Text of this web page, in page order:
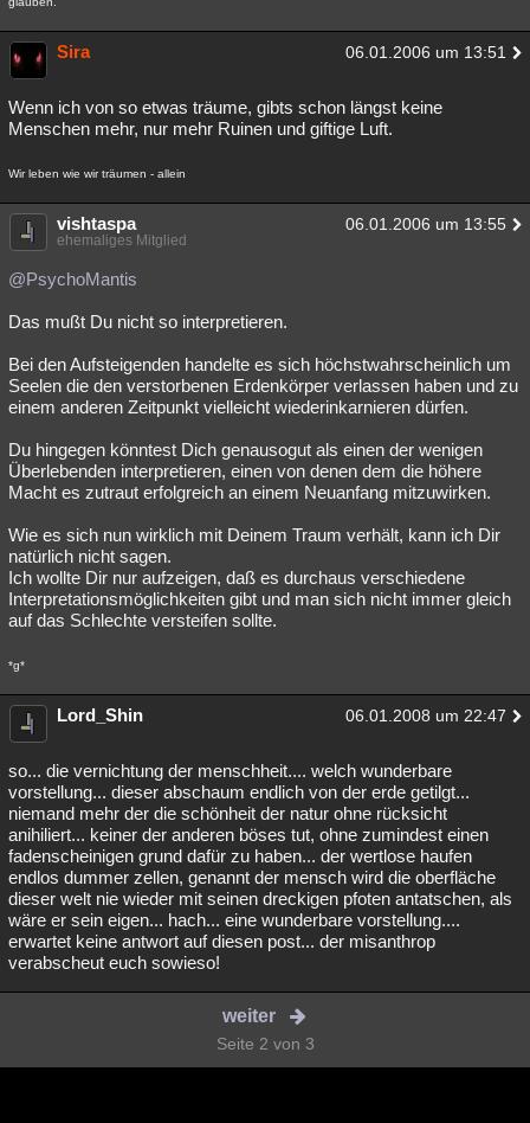
Sira 06.01.2006 um 13:51
Wenn ich von so etwas träume, gibts schon längst keine
Menschen mehr, nur mehr Ruinen und giftige Luft.
Wir leben wie wir träumen - allein
vishtaspa 06.01.2006 um 13:55
ehemaliges Mitglied
@PsychoMantis
Das mußt Du nicht so interpretieren.
Bei den Aufsteigenden handelte es sich höchstwahrscheinlich um
Seelen die den verstorbenen Erdenkörper verlassen haben und zu
einem anderen Zeitpunkt vielleicht wiederinkarnieren dürfen.
Du hingegen könntest Dich genausogut als einen der wenigen
Überlebenden interpretieren, einen von denen dem die höhere
Macht es zutraut erfolgreich an einem Neuanfang mitzuwirken.
Wie es sich nun wirklich mit Deinem Traum verhält, kann ich Dir
natürlich nicht sagen.
Ich wollte Dir nur aufzeigen, daß es durchaus verschiedene
Interpretationsmöglichkeiten gibt und man sich nicht immer gleich
auf das Schlechte versteifen sollte.
*g*
Lord_Shin 06.01.2008 um 22:47
so... die vernichtung der menschheit.... welch wunderbare
vorstellung... dieser abschaum endlich von der erde getilgt...
niemand mehr der die schönheit der natur ohne rücksicht
anihiliert... keiner der anderen böses tut, ohne zumindest einen
fadenscheinigen grund dafür zu haben... der wertlose haufen
endlos dummer zellen, genannt der mensch wird die oberfläche
dieser welt nie wieder mit seinen dreckigen pfoten antatschen, als
wäre er sein eigen... hach... eine wunderbare vorstellung....
erwartet keine antwort auf diesen post... der misanthrop
verabscheut euch sowieso!
weiter
Seite 2 von 3